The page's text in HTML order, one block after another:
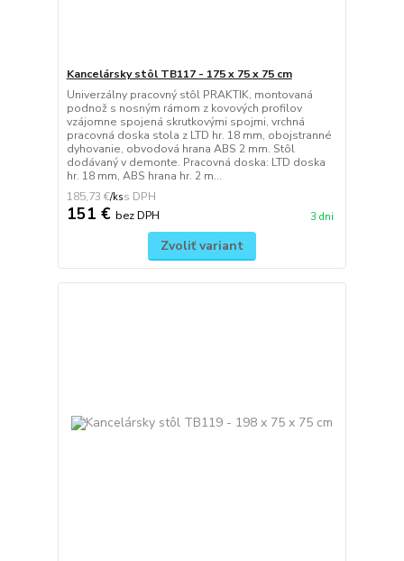
Kancelársky stôl TB117 - 175 x 75 x 75 cm
Univerzálny pracovný stôl PRAKTIK, montovaná
podnož s nosným rámom z kovových profilov
vzájomne spojená skrutkovými spojmi, vrchná
pracovná doska stola z LTD hr. 18 mm, obojstranné
dyhovanie, obvodová hrana ABS 2 mm. Stôl
dodávaný v demonte. Pracovná doska: LTD doska
hr. 18 mm, ABS hrana hr. 2 m...
185,73 €/ks
151 € bez DPH 3 dni
Zvoliť variant